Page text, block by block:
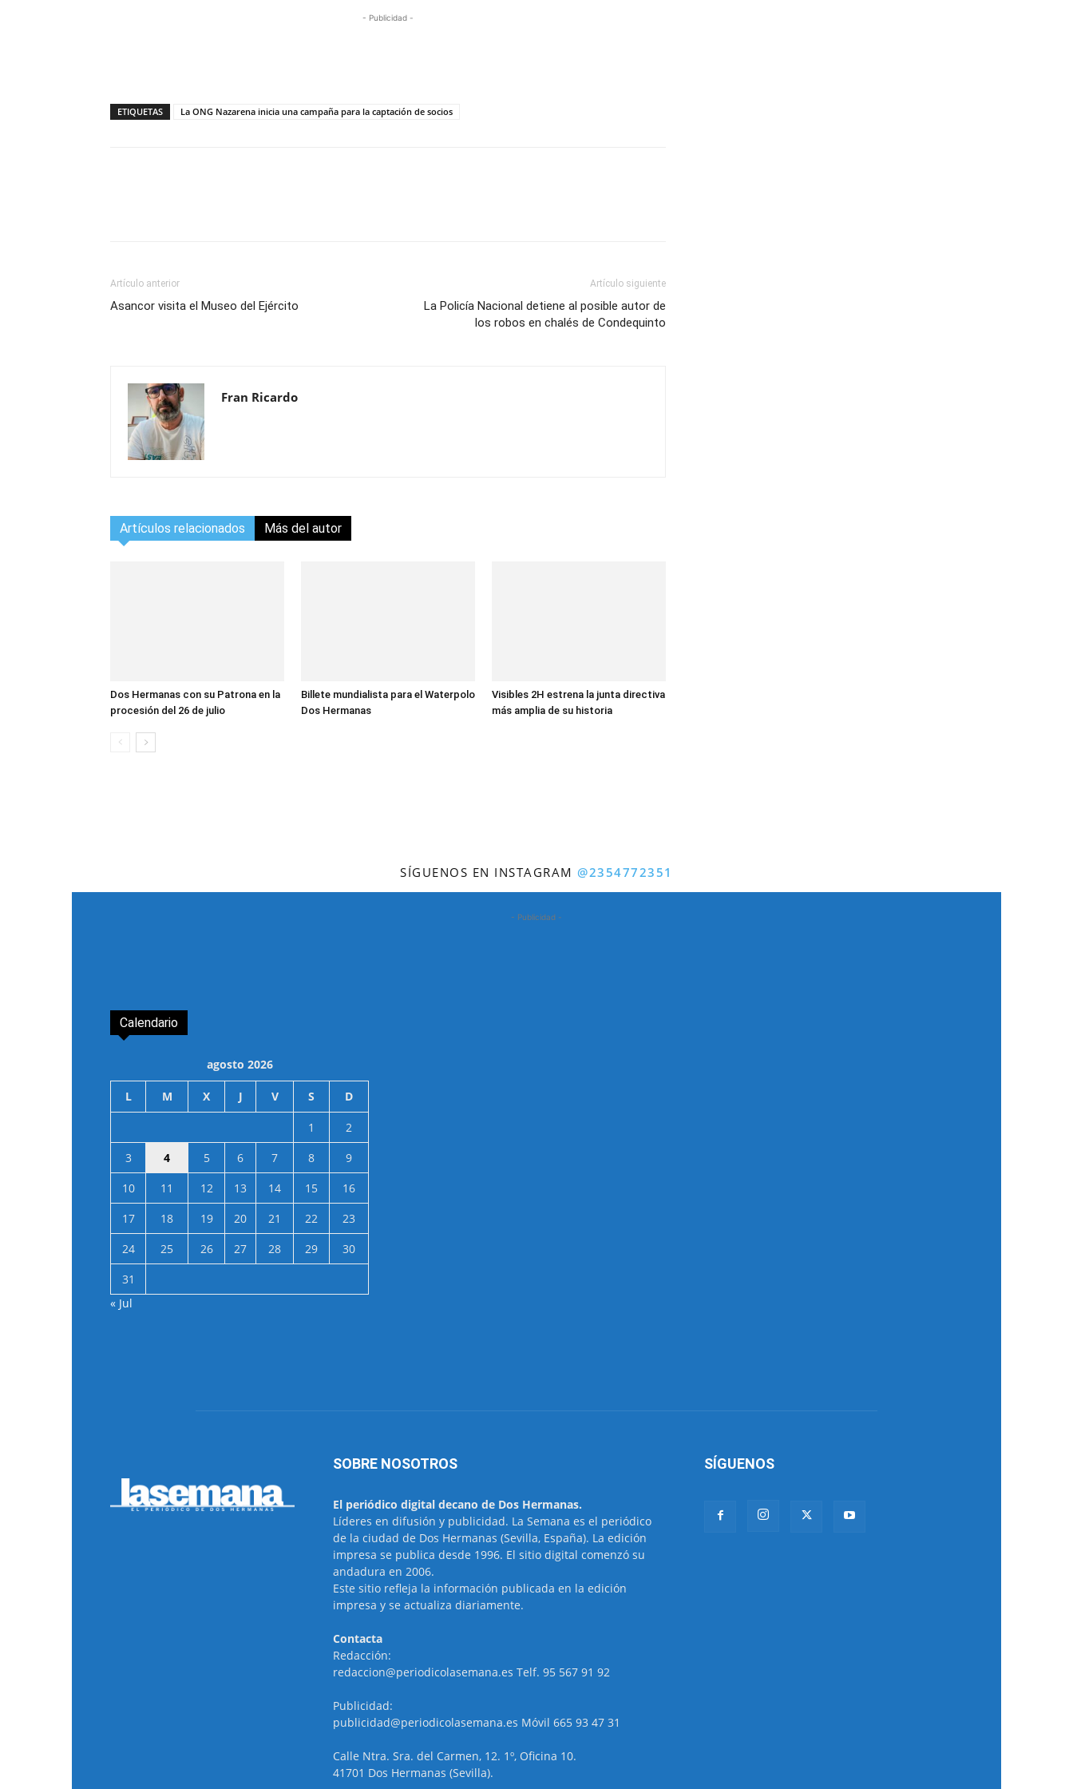
- Publicidad -
ETIQUETAS La ONG Nazarena inicia una campaña para la captación de socios
Artículo anterior
Asancor visita el Museo del Ejército
Artículo siguiente
La Policía Nacional detiene al posible autor de
los robos en chalés de Condequinto
Fran Ricardo
Artículos relacionados Más del autor
Dos Hermanas con su Patrona en la
procesión del 26 de julio
Billete mundialista para el Waterpolo
Dos Hermanas
Visibles 2H estrena la junta directiva
más amplia de su historia
SÍGUENOS EN INSTAGRAM@2354772351
- Publicidad -
Calendario
agosto 2026
L M X J V S D
1
2
3
4 5 6 7 8
9
10
11 12 13 14 15
16
17
18 19 20 21 22
23
24
25 26 27 28 29
30
31
« Jul
SOBRE NOSOTROS
El periódico digital decano de Dos Hermanas.
Líderes en difusión y publicidad. La Semana es el periódico
de la ciudad de Dos Hermanas (Sevilla, España). La edición
impresa se publica desde 1996. El sitio digital comenzó su
andadura en 2006.
Este sitio refleja la información publicada en la edición
impresa y se actualiza diariamente.
Contacta
Redacción:
redaccion@periodicolasemana.es Telf. 95 567 91 92
Publicidad:
publicidad@periodicolasemana.es Móvil 665 93 47 31
Calle Ntra. Sra. del Carmen, 12. 1º, Oficina 10.
41701 Dos Hermanas (Sevilla).
SÍGUENOS